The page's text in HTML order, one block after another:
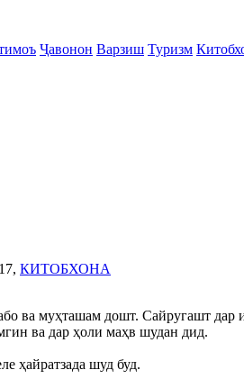
Ҷавонон Варзиш Туризм
КИТОБХОНА
ва муҳташам дошт. Сайругашт
ва дар ҳоли маҳв шудан дид.
ҳайратзада шуд буд.